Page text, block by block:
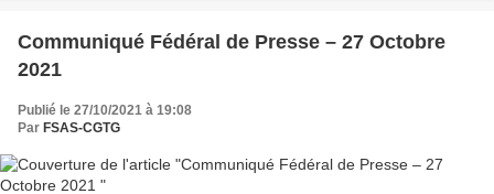
Communiqué Fédéral de Presse – 27 Octobre
2021
Publié le 27/10/2021 à 19:08
Par FSAS-CGTG